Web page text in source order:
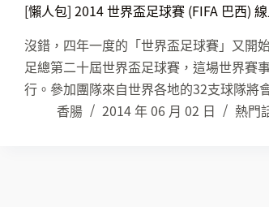
[懶人包] 2014 世界盃足球賽 (FIFA 巴西)
沒錯，四年一度的「世界盃足球賽」又開
足總第二十屆世界盃足球賽，這場世界賽
行。參加團隊來自世界各地的32支球隊將
香腸
2014 年 06 月 02 日 熱門